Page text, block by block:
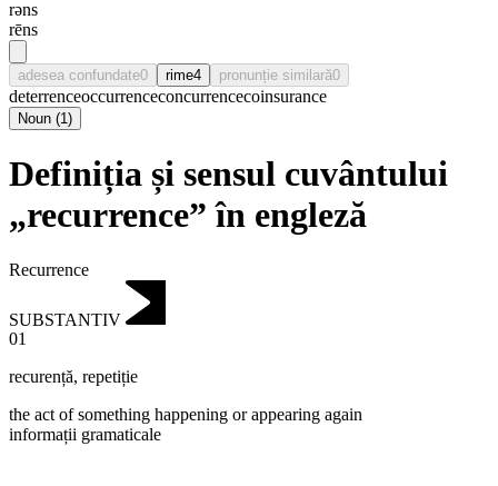
rəns
rēns
adesea confundate0 rime4 pronunție similară0
deterrenceoccurrenceconcurrencecoinsurance
Noun (1)
Definiția și sensul cuvântului
„recurrence” în engleză
Recurrence
SUBSTANTIV
01
recurență, repetiție
the act of something happening or appearing again
informații gramaticale